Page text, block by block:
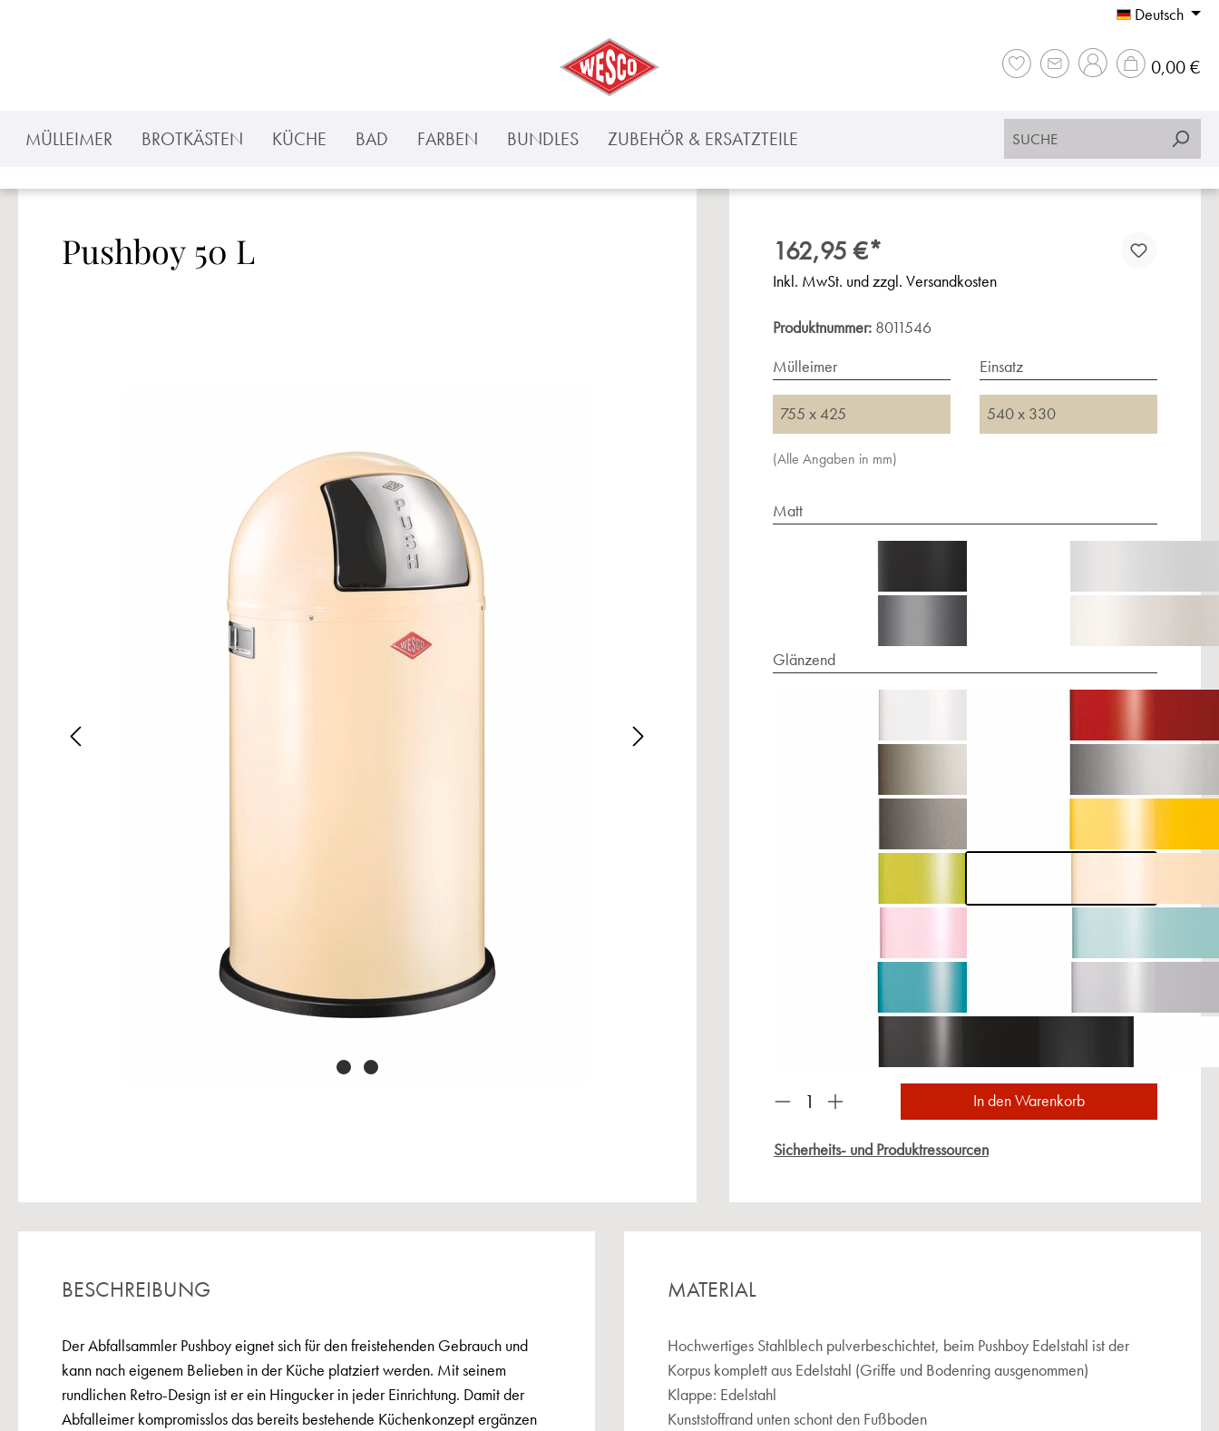
Deutsch
0,00 €
MÜLLEIMER BROTKÄSTEN KÜCHE BAD FARBEN BUNDLES ZUBEHÖR & ERSATZTEILE
Pushboy 50 L 162,95 €*
Inkl. MwSt. und zzgl. Versandkosten
Produktnummer: 8011546
Mülleimer
755 x 425
Einsatz
540 x 330
(Alle Angaben in mm)
Matt
Glänzend
Produkt Anzahl: Gib den gewünschten Wert ein
In den Warenkorb
Sicherheits- und Produktressourcen
BESCHREIBUNG
Der Abfallsammler Pushboy eignet sich für den freistehenden Gebrauch und
kann nach eigenem Belieben in der Küche platziert werden. Mit seinem
rundlichen Retro-Design ist er ein Hingucker in jeder Einrichtung. Damit der
Abfalleimer kompromisslos das bereits bestehende Küchenkonzept ergänzen
MATERIAL
Hochwertiges Stahlblech pulverbeschichtet, beim Pushboy Edelstahl ist der
Korpus komplett aus Edelstahl (Griffe und Bodenring ausgenommen)
Klappe: Edelstahl
Kunststoffrand unten schont den Fußboden